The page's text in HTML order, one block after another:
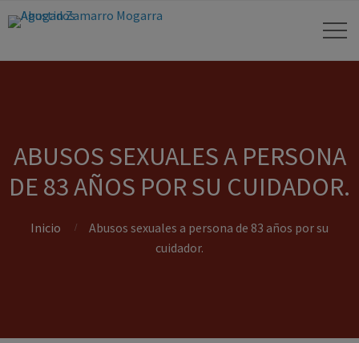
ABUSOS SEXUALES A PERSONA
DE 83 AÑOS POR SU CUIDADOR.
Inicio
Abusos sexuales a persona de 83 años por su
cuidador.